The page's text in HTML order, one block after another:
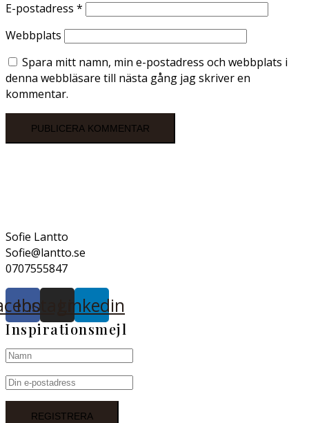
E-postadress *
Webbplats
Spara mitt namn, min e-postadress och webbplats i
denna webbläsare till nästa gång jag skriver en
kommentar.
Sofie Lantto
Sofie@lantto.se
0707555847
InstagramLinkedin
Inspirationsmejl